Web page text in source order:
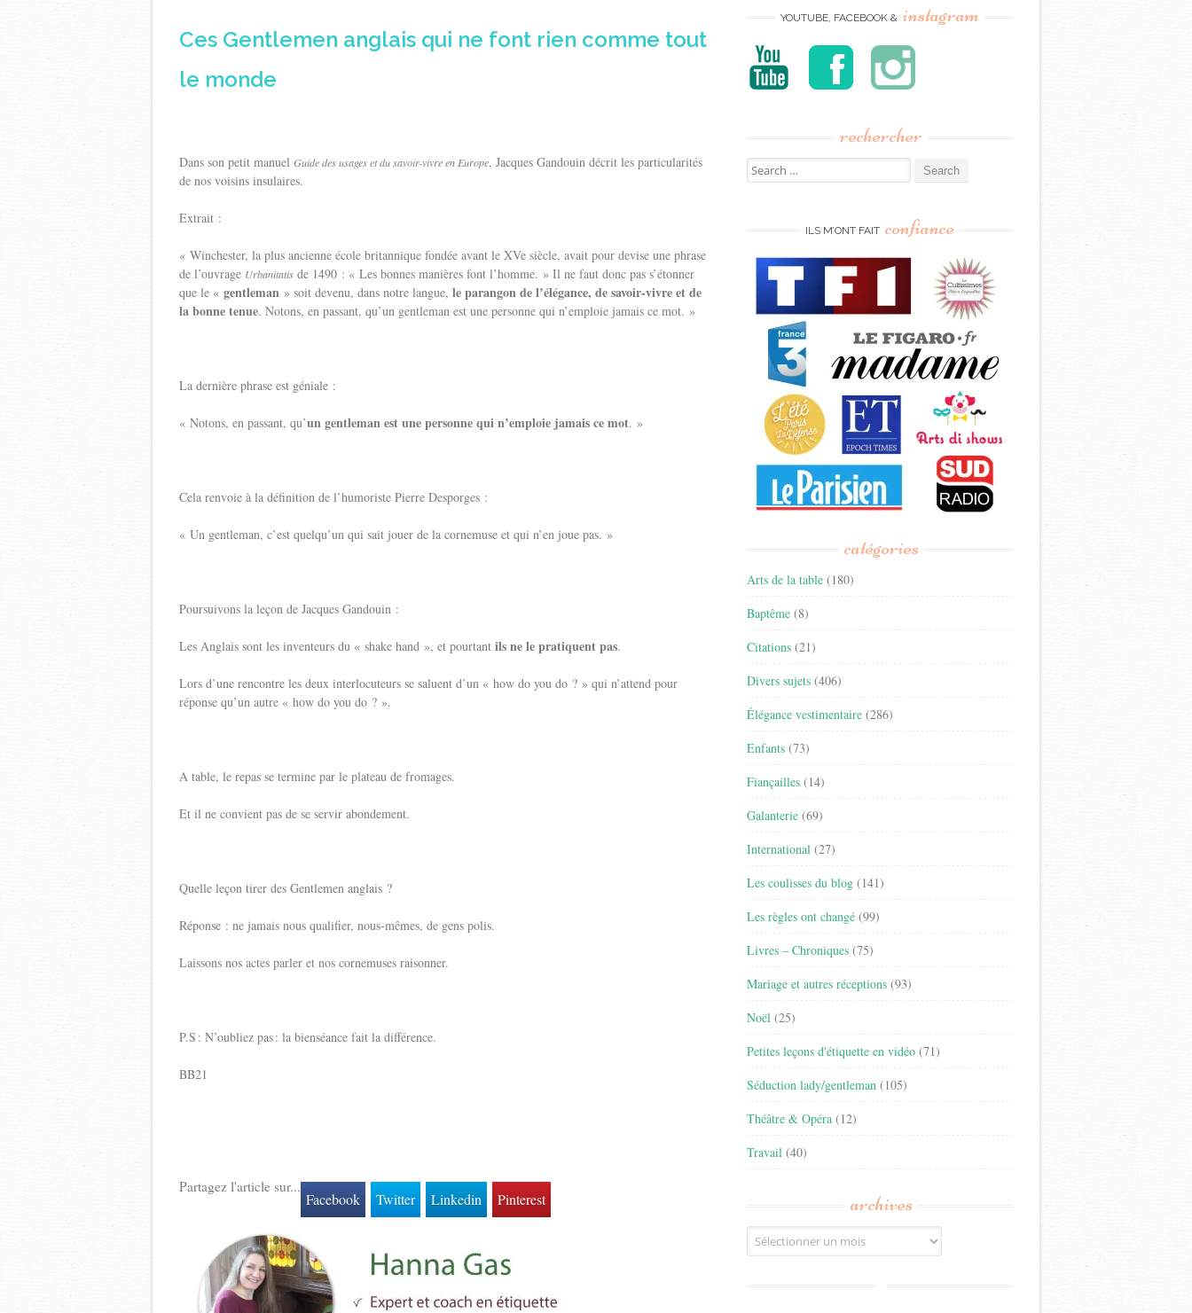
Ces Gentlemen anglais qui ne font rien comme tout
le monde
Dans son petit manuel Guide des usages et du savoir-vivre en Europe, Jacques Gandouin décrit les particularités
de nos voisins insulaires.
Extrait :
« Winchester, la plus ancienne école britannique fondée avant le XVe siècle, avait pour devise une phrase
de l’ouvrage Urbanitatis de 1490 : « Les bonnes manières font l’homme. » Il ne faut donc pas s’étonner
que le « gentleman » soit devenu, dans notre langue, le parangon de l’élégance, de savoir-vivre et de
la bonne tenue. Notons, en passant, qu’un gentleman est une personne qui n’emploie jamais ce mot. »
La dernière phrase est géniale :
« Notons, en passant, qu’un gentleman est une personne qui n’emploie jamais ce mot. »
Cela renvoie à la définition de l’humoriste Pierre Desporges :
« Un gentleman, c’est quelqu’un qui sait jouer de la cornemuse et qui n’en joue pas. »
Poursuivons la leçon de Jacques Gandouin :
Les Anglais sont les inventeurs du « shake hand », et pourtant ils ne le pratiquent pas.
Lors d’une rencontre les deux interlocuteurs se saluent d’un « how do you do ? » qui n’attend pour
réponse qu’un autre « how do you do ? ».
A table, le repas se termine par le plateau de fromages.
Et il ne convient pas de se servir abondement.
Quelle leçon tirer des Gentlemen anglais ?
Réponse : ne jamais nous qualifier, nous-mêmes, de gens polis.
Laissons nos actes parler et nos cornemuses raisonner.
P.S : N’oubliez pas : la bienséance fait la différence.
BB21
Partagez l'article sur...
Facebook Twitter Linkedin Pinterest
YOUTUBE, FACEBOOK & instagram
rechercher
Search
for:
ILS M’ONT FAIT confiance
catégories
Arts de la table (180)
Baptême (8)
Citations (21)
Divers sujets (406)
Élégance vestimentaire (286)
Enfants (73)
Fiançailles (14)
Galanterie (69)
International (27)
Les coulisses du blog (141)
Les règles ont changé (99)
Livres – Chroniques (75)
Mariage et autres réceptions (93)
Noël (25)
Petites leçons d'étiquette en vidéo (71)
Séduction lady/gentleman (105)
Théâtre & Opéra (12)
Travail (40)
archives
Archives